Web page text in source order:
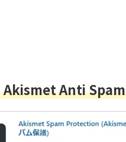
Akismet Anti Spam